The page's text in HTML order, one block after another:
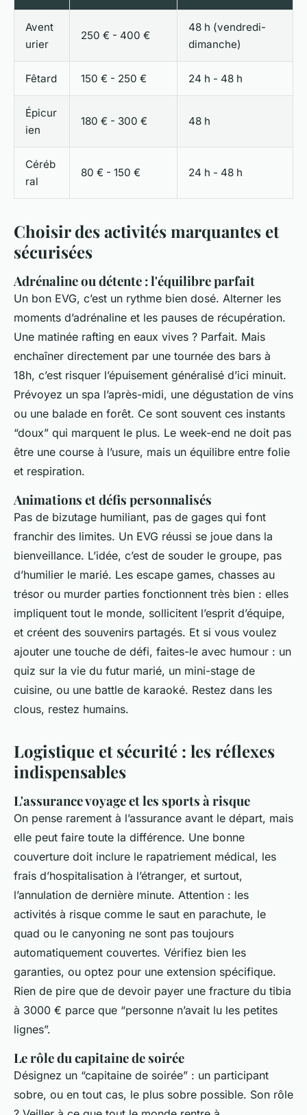
Avent
urier
250 € - 400 €
48 h (vendredi-
dimanche)
Fêtard 150 € - 250 € 24 h - 48 h
Épicur
ien
180 € - 300 € 48 h
Céréb
ral
80 € - 150 € 24 h - 48 h
Choisir des activités marquantes et
sécurisées
Adrénaline ou détente : l'équilibre parfait
Un bon EVG, c’est un rythme bien dosé. Alterner les
moments d’adrénaline et les pauses de récupération.
Une matinée rafting en eaux vives ? Parfait. Mais
enchaîner directement par une tournée des bars à
18h, c’est risquer l’épuisement généralisé d’ici minuit.
Prévoyez un spa l’après-midi, une dégustation de vins
ou une balade en forêt. Ce sont souvent ces instants
“doux” qui marquent le plus. Le week-end ne doit pas
être une course à l’usure, mais un équilibre entre folie
et respiration.
Animations et défis personnalisés
Pas de bizutage humiliant, pas de gages qui font
franchir des limites. Un EVG réussi se joue dans la
bienveillance. L’idée, c’est de souder le groupe, pas
d’humilier le marié. Les escape games, chasses au
trésor ou murder parties fonctionnent très bien : elles
impliquent tout le monde, sollicitent l’esprit d’équipe,
et créent des souvenirs partagés. Et si vous voulez
ajouter une touche de défi, faites-le avec humour : un
quiz sur la vie du futur marié, un mini-stage de
cuisine, ou une battle de karaoké. Restez dans les
clous, restez humains.
Logistique et sécurité : les réflexes
indispensables
L'assurance voyage et les sports à risque
On pense rarement à l’assurance avant le départ, mais
elle peut faire toute la différence. Une bonne
couverture doit inclure le rapatriement médical, les
frais d’hospitalisation à l’étranger, et surtout,
l’annulation de dernière minute. Attention : les
activités à risque comme le saut en parachute, le
quad ou le canyoning ne sont pas toujours
automatiquement couvertes. Vérifiez bien les
garanties, ou optez pour une extension spécifique.
Rien de pire que de devoir payer une fracture du tibia
à 3000 € parce que “personne n’avait lu les petites
lignes”.
Le rôle du capitaine de soirée
Désignez un “capitaine de soirée” : un participant
sobre, ou en tout cas, le plus sobre possible. Son rôle